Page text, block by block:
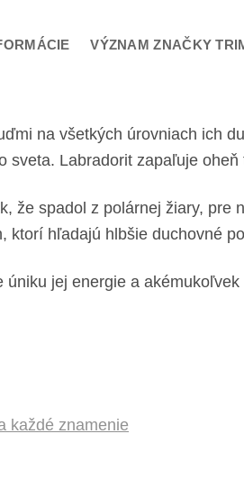
VÝZNAM ZNAČKY
na všetkých úrovniach ich
Labradorit zapaľuje
že spadol z polárnej žiary, pre
ktorí hľadajú hlbšie duchovné
jej energie a
každé znamenie